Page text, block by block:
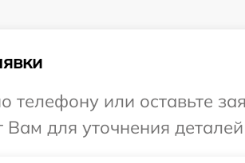
телефону или оставьте
Вам для уточнения